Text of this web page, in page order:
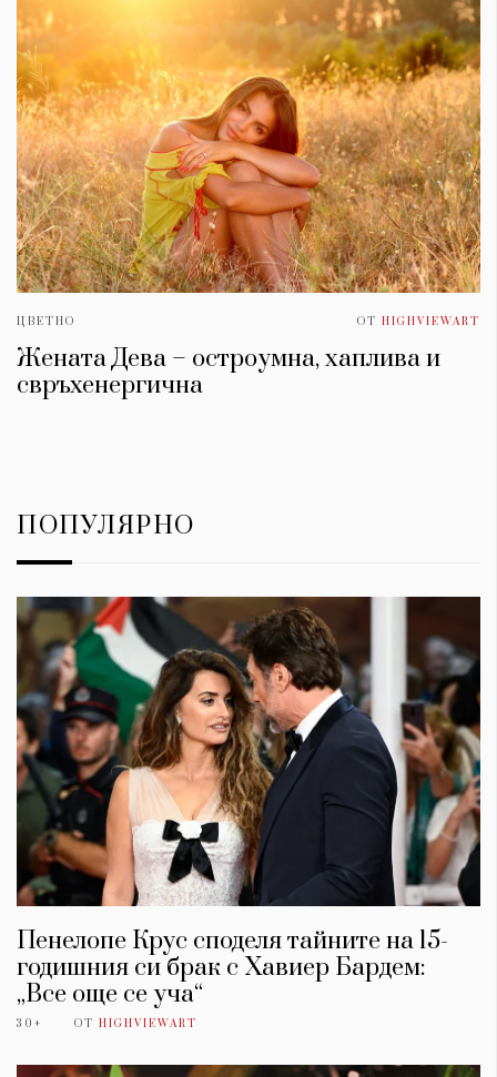
ЦВЕТНО ОТ HIGHVIEWART
Жената Дева – остроумна, хаплива и
свръхенергична
ПОПУЛЯРНО
Пенелопе Крус споделя тайните на 15-
годишния си брак с Хавиер Бардем:
„Все още се уча“
30+ ОТ HIGHVIEWART